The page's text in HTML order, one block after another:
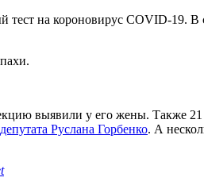
на короновирус COVID-19.
выявили у его жены. Также 21
Руслана Горбенко. А